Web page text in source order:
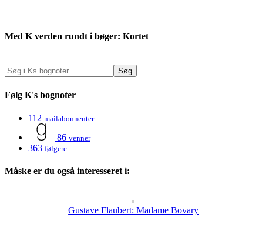
Med K verden rundt i bøger: Kortet
Følg K's bognoter
112 mailabonnenter
86 venner
363 følgere
Måske er du også interesseret i:
Gustave Flaubert: Madame Bovary